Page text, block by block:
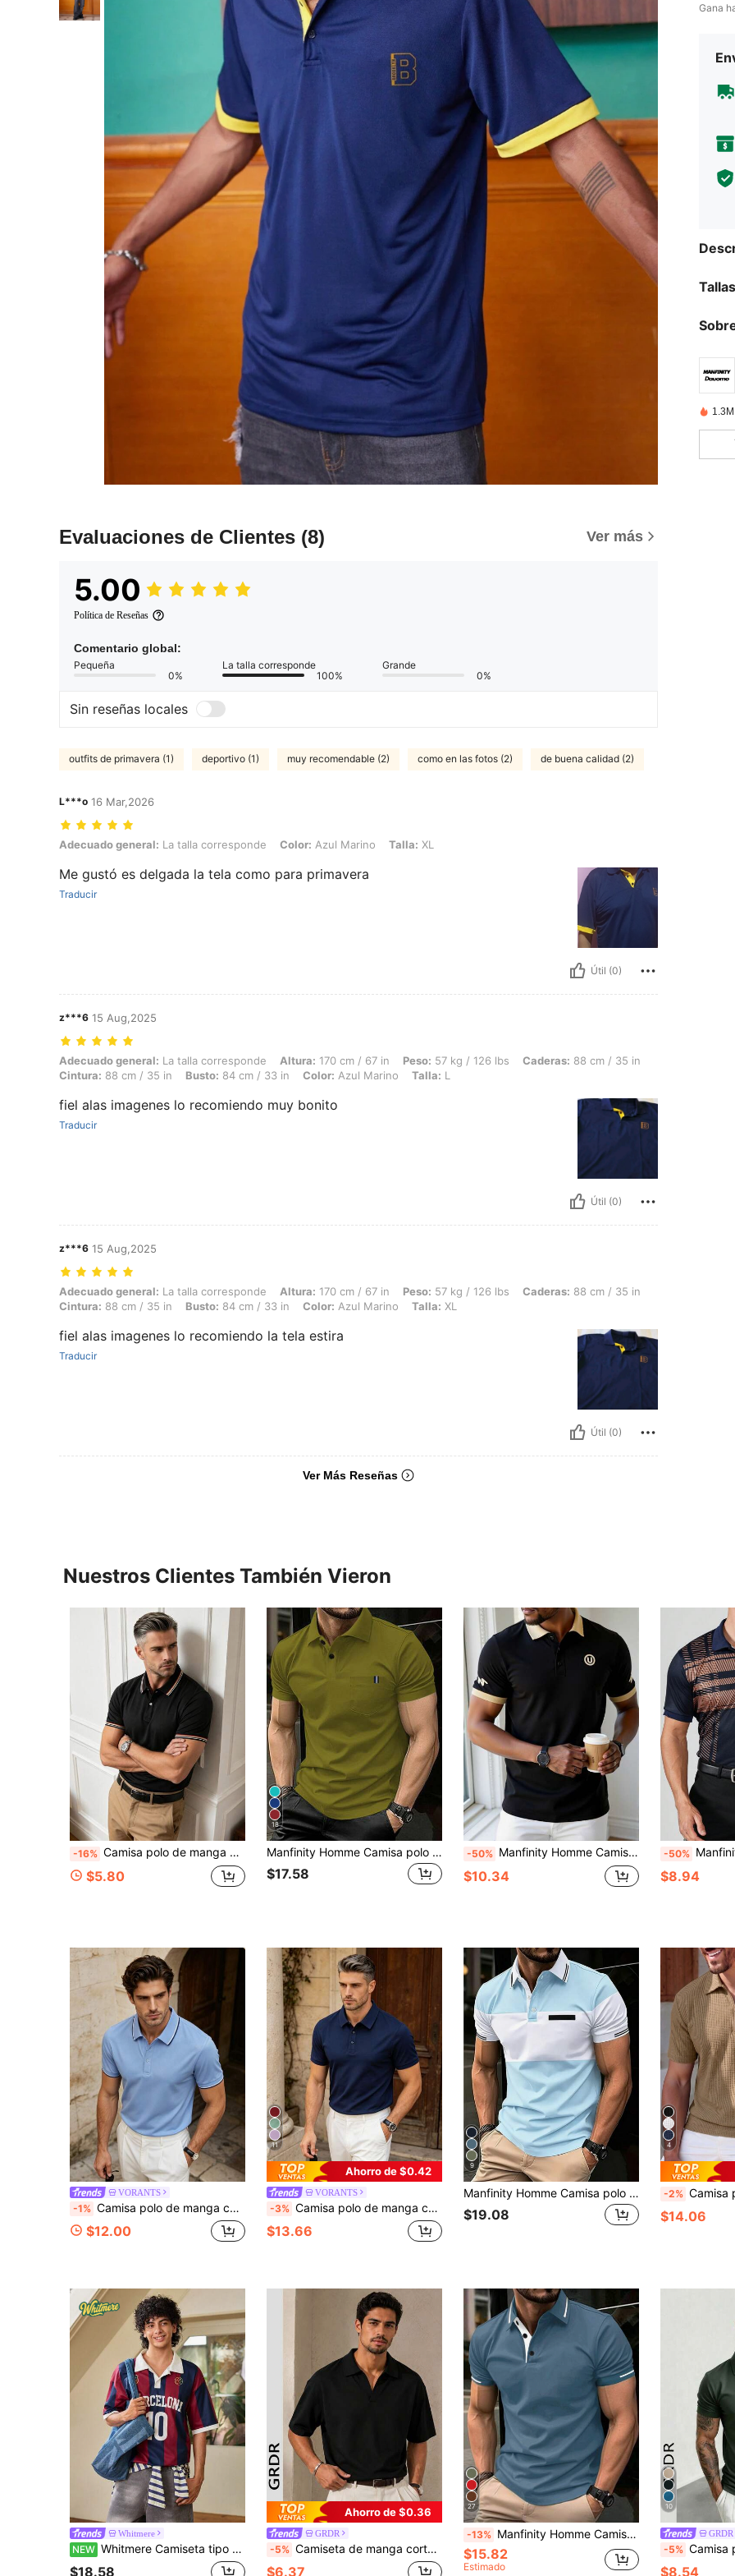
Evaluaciones de Clientes (8) Ver más
5.00
Política de Reseñas
Comentario global:
Pequeña
0%
La talla corresponde
100%
Grande
0%
Sin reseñas locales
outfits de primavera (1) deportivo (1) muy recomendable (2) como en las fotos (2) de buena calidad (2)
L***o 16 Mar,2026
Adecuado general: La talla corresponde, Color: Azul Marino, Talla: XL
Adecuado general: La talla corresponde Color: Azul Marino Talla: XL
Me gustó es delgada la tela como para primavera
Traducir
Útil (0)
z***6 15 Aug,2025
Adecuado general: La talla corresponde, Altura: 170 cm / 67 in, Peso: 57 kg / 126 lbs, Caderas: 88 cm / 35 in, Cintura: 88 cm / 35 in, Busto: 84 cm /
Adecuado general: La talla corresponde Altura: 170 cm / 67 in Peso: 57 kg / 126 lbs Caderas: 88 cm / 35 in
Cintura: 88 cm / 35 in Busto: 84 cm / 33 in Color: Azul Marino Talla: L
fiel alas imagenes lo recomiendo muy bonito
Traducir
Útil (0)
z***6 15 Aug,2025
Adecuado general: La talla corresponde, Altura: 170 cm / 67 in, Peso: 57 kg / 126 lbs, Caderas: 88 cm / 35 in, Cintura: 88 cm / 35 in, Busto: 84 cm /
Adecuado general: La talla corresponde Altura: 170 cm / 67 in Peso: 57 kg / 126 lbs Caderas: 88 cm / 35 in
Cintura: 88 cm / 35 in Busto: 84 cm / 33 in Color: Azul Marino Talla: XL
fiel alas imagenes lo recomiendo la tela estira
Traducir
Útil (0)
Ver Más Reseñas
Gana
Nuestros Clientes También Vieron
-16% Camisa polo de manga corta de unicolor casual para hombre, adecuada para golf, camisa polo negra
$5.80
18
Manfinity Homme Camisa polo de manga corta de unicolor casual para hombres, camisa polo de verano, formal
$17.58
-50% Manfinity Homme Camisa polo de manga corta de unicolor para hombre, estilo de moda simple adecuado para el verano
$10.34
-50% Manfinity Homme Camisa polo
$8.94
VORANTS
-1% Camisa polo de manga corta de unicolor para hombre, estilo casual para ir al trabajo, con cuello de botones, adecuada para golf, camisa polo azul claro
$12.00
11
Ahorro de $0.42
VORANTS
-3% Camisa polo de manga corta de unicolor para hombre, estilo casual para ir al trabajo, adecuada para deportes de golf, camisa polo negra
$13.66
9
Manfinity Homme Camisa polo de manga corta casual para ir al trabajo con bloques de color para hombres
$19.08
4
-2% Camisa polo de punto de
$14.06
Whitmere
NEW Whitmere Camiseta tipo polo con estilo de camiseta de fútbol del Barcelona, con patrón de rayas, de tela retro y ajuste holgado moderno para deportes y streetwear de verano
$18.58
Ahorro de $0.36
GRDR
-5% Camiseta de manga corta minimalista con cuello de avión para hombres GRDR, ropa casual para ir al trabajo
$6.37
27
-13% Manfinity Homme Camisa polo de manga corta casual simple con ribete de contraste para hombres, formal
$15.82
Estimado
10
GRDR
-5% Camisa polo de
$8.54